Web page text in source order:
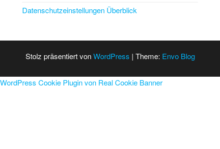
Datenschutzeinstellungen Überblick
Stolz präsentiert vonWordPress | Theme: Envo Blog
WordPress Cookie Plugin von Real Cookie Banner